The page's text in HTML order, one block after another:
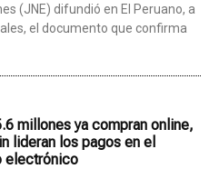
(JNE) difundió en El Peruano, a
el documento que confirma
millones ya compran online,
lideran los pagos en el
electrónico